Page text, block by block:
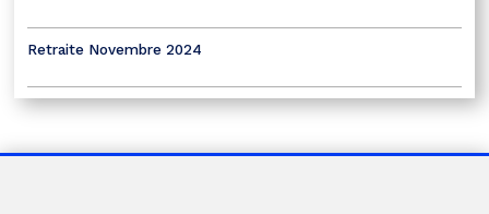
Retraite Novembre 2024